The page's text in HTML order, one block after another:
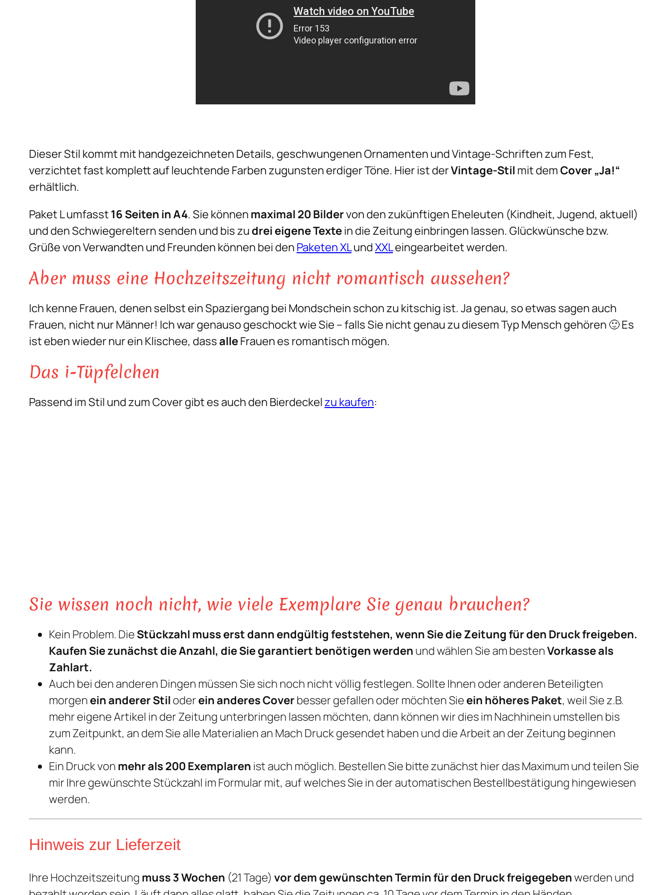
!
e
n
Dieser Stil kommt mit handgezeichneten Details, geschwungenen Ornamenten und Vintage-Schriften zum Fest,
verzichtet fast komplett auf leuchtende Farben zugunsten erdiger Töne. Hier ist derVintage-Stil mit demCover „Ja!“
erhältlich.
Paket L umfasst 16 Seiten in A4. Sie können maximal 20 Bildervon den zukünftigen Eheleuten (Kindheit, Jugend, aktuell)
und den Schwiegereltern senden und bis zu drei eigene Textein die Zeitung einbringen lassen. Glückwünsche bzw.
Grüße von Verwandten und Freunden können bei den Paketen XLundXXLeingearbeitet werden.
Aber muss eine Hochzeitszeitung nicht romantisch aussehen?
Ich kenne Frauen, denen selbst ein Spaziergang bei Mondschein schon zu kitschig ist. Ja genau, so etwas sagen auch
Frauen, nicht nur Männer! Ich war genauso geschockt wie Sie – falls Sie nicht genau zu diesem Typ Mensch gehören 🙂 Es
ist eben wieder nur ein Klischee, dassalleFrauen es romantisch mögen.
Das i-Tüpfelchen
Passend im Stil und zum Cover gibt es auch den Bierdeckelzu kaufen:
Sie wissen noch nicht, wie viele Exemplare Sie genau brauchen?
Kein Problem. Die Stückzahl muss erst dann endgültig feststehen, wenn Sie die Zeitung für den Druck freigeben.
Kaufen Sie zunächst die Anzahl, die Sie garantiert benötigen werden und wählen Sie am bestenVorkasse als
Zahlart.
Auch bei den anderen Dingen müssen Sie sich noch nicht völlig festlegen. Sollte Ihnen oder anderen Beteiligten
morgen ein anderer Stil oder ein anderes Coverbesser gefallen oder möchten Sie ein höheres Paket, weil Sie z.B.
mehr eigene Artikel in der Zeitung unterbringen lassen möchten, dann können wir dies im Nachhinein umstellen bis
zum Zeitpunkt, an dem Sie alle Materialien an Mach Druck gesendet haben und die Arbeit an der Zeitung beginnen
kann.
Ein Druck von mehr als 200 Exemplaren ist auch möglich. Bestellen Sie bitte zunächst hier das Maximum und teilen Sie
mir Ihre gewünschte Stückzahl im Formular mit, auf welches Sie in der automatischen Bestellbestätigung hingewiesen
werden.
Hinweis zur Lieferzeit
Ihre Hochzeitszeitung muss 3 Wochen (21 Tage) vor dem gewünschten Termin für den Druck freigegebenwerden und